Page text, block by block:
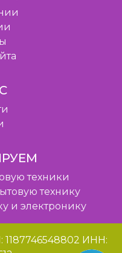
техники
технику
и электронику
ИНН: